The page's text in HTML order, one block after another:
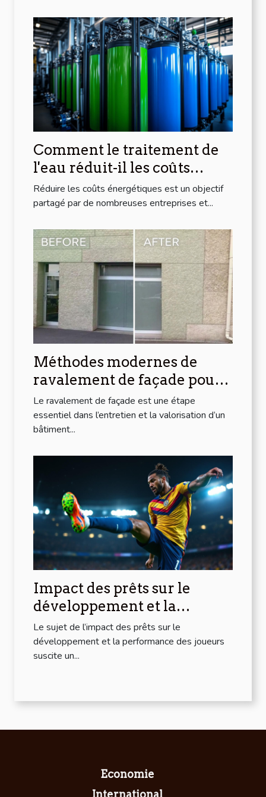
Comment le traitement de
l'eau réduit-il les coûts
énergétiques ?
Réduire les coûts énergétiques est un objectif
partagé par de nombreuses entreprises et...
Méthodes modernes de
ravalement de façade pour
votre bâtiment
Le ravalement de façade est une étape
essentiel dans l’entretien et la valorisation d’un
bâtiment...
Impact des prêts sur le
développement et la
performance des joueurs
Le sujet de l’impact des prêts sur le
développement et la performance des joueurs
suscite un...
Economie